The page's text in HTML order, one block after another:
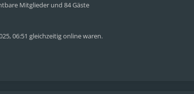
Mitglieder und 84 Gäste
06:51 gleichzeitig online waren.